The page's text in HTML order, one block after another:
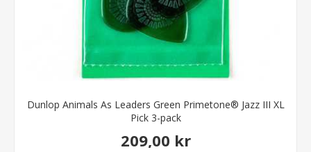
Dunlop Animals As Leaders Green Primetone® Jazz III XL
Pick 3-pack
209,00 kr